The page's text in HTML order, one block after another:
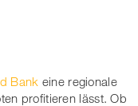
Bank eine regionale
profitieren lässt. Ob